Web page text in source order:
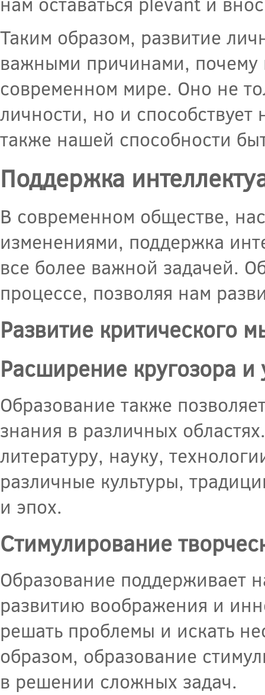
Таким образом, развитие
важными причинами, почему
современном мире. Оно не
личности, но и
также нашей способности
Поддержка
В современном обществе,
изменениями, поддержка
все более важной задачей.
процессе, позволяя нам
Развитие критического
Расширение кругозора и
Образование также
знания в различных
литературу, науку,
различные культуры,
и эпох.
Стимулирование
Образование поддерживает
развитию воображения и
решать проблемы и искать
образом, образование
в решении сложных задач.